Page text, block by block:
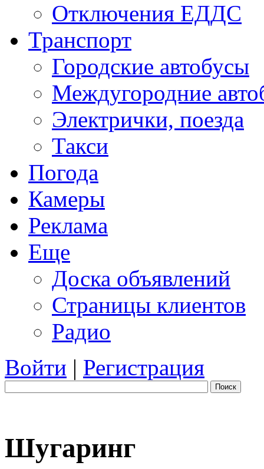
Отключения ЕДДС
Транспорт
Городские автобусы
Междугородние
Электрички, поезда
Такси
Погода
Камеры
Реклама
Еще
Доска объявлений
Страницы клиентов
Радио
Войти | Регистрация
Поиск
Шугаринг